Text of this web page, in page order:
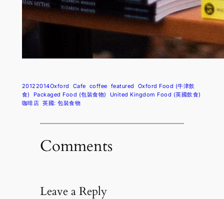
20122014Oxford Cafe coffee featured
Oxford Food (牛津飲
食)
Packaged Food (包裝食物)
United Kingdom Food (英國飲食)
咖啡店 英國: 包裝食物
Comments
Leave a Reply